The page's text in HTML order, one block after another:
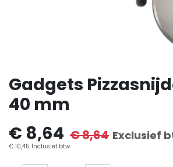
Gadgets
40 mm
€ 8,64 €8,64 Exclusief
€ 10,45 Inclusief btw